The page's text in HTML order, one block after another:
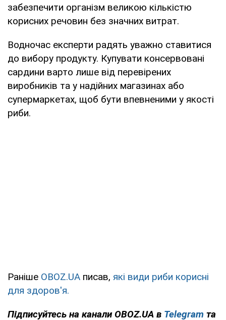
забезпечити організм великою кількістю
корисних речовин без значних витрат.
Водночас експерти радять уважно ставитися
до вибору продукту. Купувати консервовані
сардини варто лише від перевірених
виробників та у надійних магазинах або
супермаркетах, щоб бути впевненими у якості
риби.
Раніше OBOZ.UA писав, які види риби корисні
для здоров'я.
Підписуйтесь на канали OBOZ.UA в Telegram та